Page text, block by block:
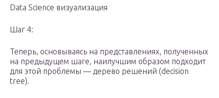
Data Science визуализация
Шаг 4:
Теперь, основываясь на представлениях, полученных
на предыдущем шаге, наилучшим образом подходит
для этой проблемы — дерево решений (decision
tree).